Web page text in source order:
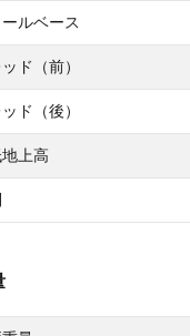
ルベース
ッド（前）
ッド（後）
上高